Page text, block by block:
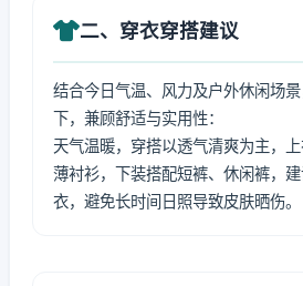
二、穿衣穿搭建议
结合今日气温、风力及户外休闲场
下，兼顾舒适与实用性：
天气温暖，穿搭以透气清爽为主，上
薄衬衫，下装搭配短裤、休闲裤，
衣，避免长时间日照导致皮肤晒伤。